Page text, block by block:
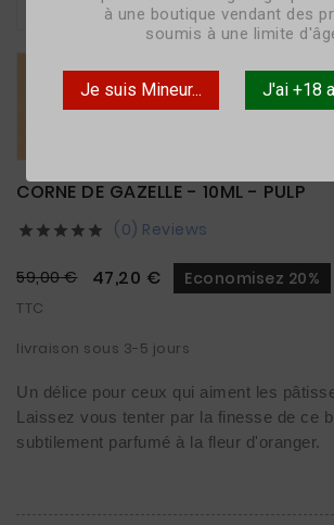
à une boutique vendant des
soumis à une limite
Je suis Mineur... J'ai +18
CORNE DE GAZELLE - 10ML - PULP
     (0) Reviews
59,00 € 47,20 € Economisez 20%
TTC
livraison sous 3-5 jours
Un délice pour ceux qui aiment les
Laissez vous tenter par la finesse de ce
subtilement parfumé à la fleur d'oranger.